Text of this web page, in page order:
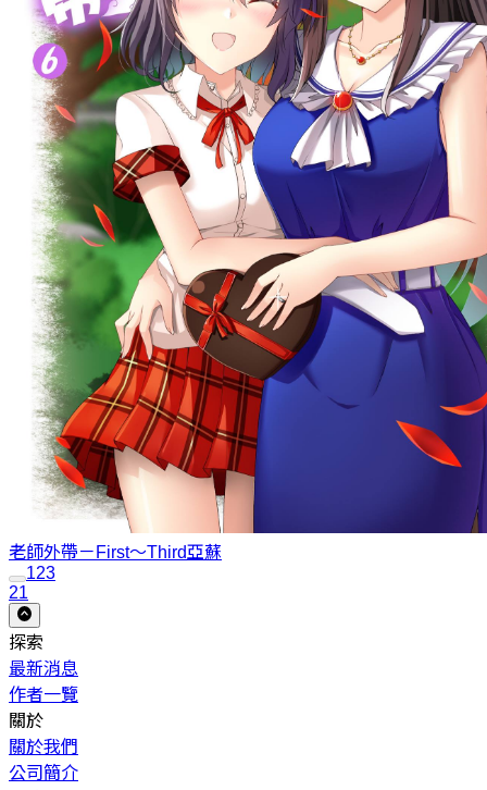
老師外帶－First～Third亞蘇
123
21
探索
最新消息
作者一覽
關於
關於我們
公司簡介